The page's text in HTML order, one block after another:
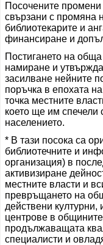
Посочените промени
свързани с промяна
библиотекарите и
финансиране и
Постигането на
намиране и
засилване нейните
поръчка в епохата
точка местните
което ще им спечели
населението.
* В тази посока са
библиотечните и
организация) в
активизиране
местните власти и
превръщането на
действени
центрове в
продължаващата
специалисти и